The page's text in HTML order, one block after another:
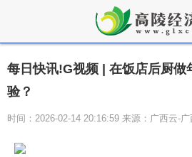
每日快讯!G视频 | 在饭店后厨做
验？
时间：2026-02-14 20:16:59 来源：广西云-广